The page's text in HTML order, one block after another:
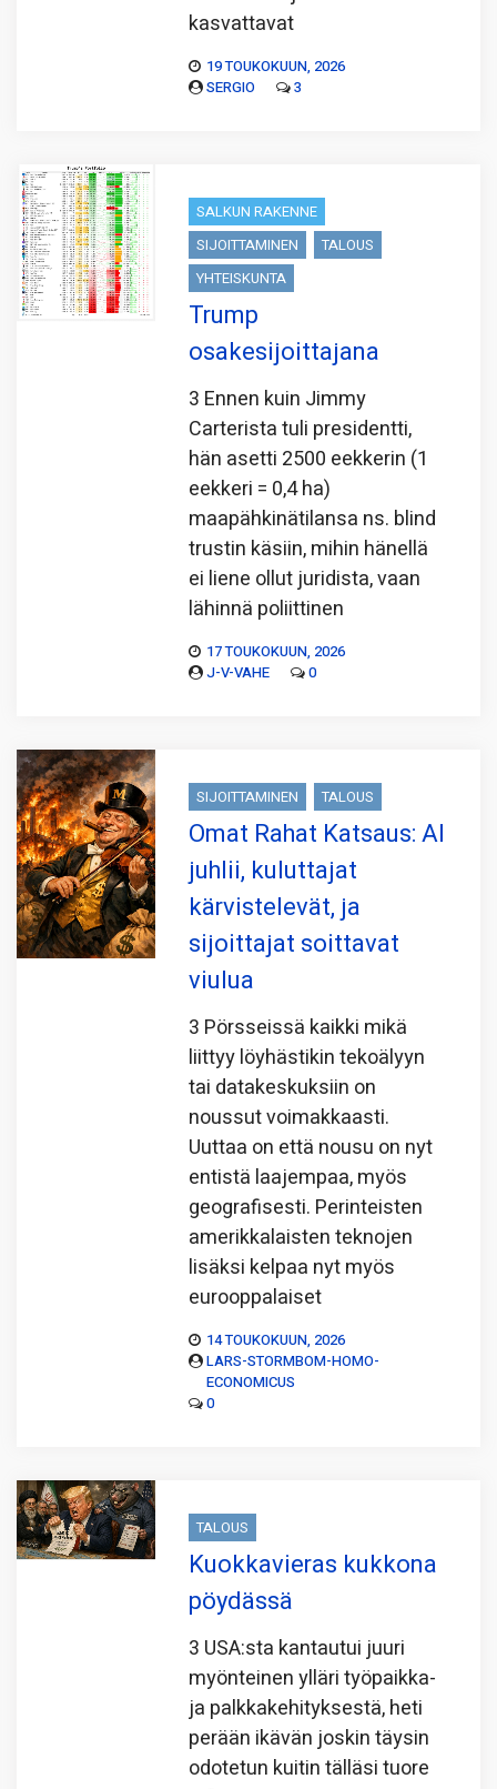
kasvattavat
19 TOUKOKUUN, 2026
SERGIO
3
SALKUN RAKENNE
SIJOITTAMINEN
TALOUS
YHTEISKUNTA
Trump
osakesijoittajana
3 Ennen kuin Jimmy
Carterista tuli presidentti,
hän asetti 2500 eekkerin (1
eekkeri = 0,4 ha)
maapähkinätilansa ns. blind
trustin käsiin, mihin hänellä
ei liene ollut juridista, vaan
lähinnä poliittinen
17 TOUKOKUUN, 2026
J-V-VAHE
0
SIJOITTAMINEN TALOUS
Omat Rahat Katsaus: AI
juhlii, kuluttajat
kärvistelevät, ja
sijoittajat soittavat
viulua
3 Pörsseissä kaikki mikä
liittyy löyhästikin tekoälyyn
tai datakeskuksiin on
noussut voimakkaasti.
Uuttaa on että nousu on nyt
entistä laajempaa, myös
geografisesti. Perinteisten
amerikkalaisten teknojen
lisäksi kelpaa nyt myös
eurooppalaiset
14 TOUKOKUUN, 2026
LARS-STORMBOM-HOMO-
ECONOMICUS
0
TALOUS
Kuokkavieras kukkona
pöydässä
3 USA:sta kantautui juuri
myönteinen ylläri työpaikka-
ja palkkakehityksestä, heti
perään ikävän joskin täysin
odotetun kuitin tälläsi tuore